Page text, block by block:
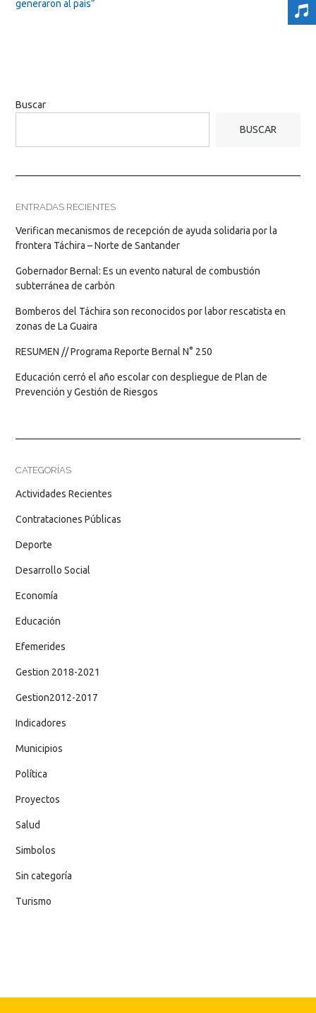
generaron al país”
Buscar
BUSCAR
ENTRADAS RECIENTES
Verifican mecanismos de recepción de ayuda solidaria por la
frontera Táchira – Norte de Santander
Gobernador Bernal: Es un evento natural de combustión
subterránea de carbón
Bomberos del Táchira son reconocidos por labor rescatista en
zonas de La Guaira
RESUMEN // Programa Reporte Bernal N° 250
Educación cerró el año escolar con despliegue de Plan de
Prevención y Gestión de Riesgos
CATEGORÍAS
Actividades Recientes
Contrataciones Públicas
Deporte
Desarrollo Social
Economía
Educación
Efemerides
Gestion 2018-2021
Gestion2012-2017
Indicadores
Municipios
Política
Proyectos
Salud
Simbolos
Sin categoría
Turismo